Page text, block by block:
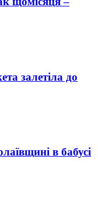
залетіла до
в бабусі